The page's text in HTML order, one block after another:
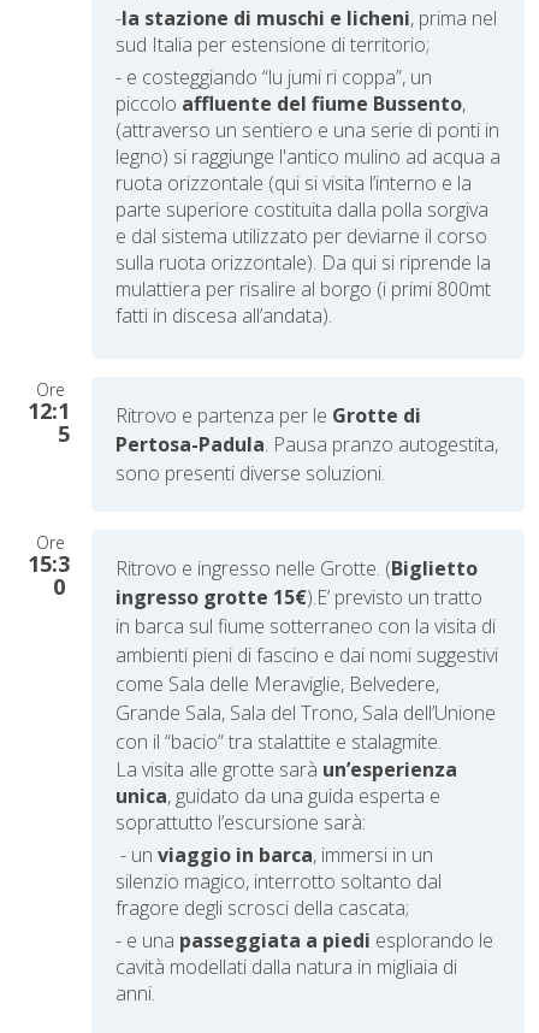
-la stazione di muschi e licheni, prima nel
sud Italia per estensione di territorio;
- e costeggiando “lu jumi ri coppa”, un
piccolo affluente del fiume Bussento,
(attraverso un sentiero e una serie di ponti in
legno) si raggiunge l'antico mulino ad acqua a
ruota orizzontale (qui si visita l’interno e la
parte superiore costituita dalla polla sorgiva
e dal sistema utilizzato per deviarne il corso
sulla ruota orizzontale). Da qui si riprende la
mulattiera per risalire al borgo (i primi 800mt
fatti in discesa all’andata).
Ore
12:1
5
Ritrovo e partenza per le Grotte di
Pertosa-Padula. Pausa pranzo autogestita,
sono presenti diverse soluzioni.
Ore
15:3
0
Ritrovo e ingresso nelle Grotte. (Biglietto
ingresso grotte 15€).E’ previsto un tratto
in barca sul fiume sotterraneo con la visita di
ambienti pieni di fascino e dai nomi suggestivi
come Sala delle Meraviglie, Belvedere,
Grande Sala, Sala del Trono, Sala dell’Unione
con il “bacio” tra stalattite e stalagmite.
La visita alle grotte sarà un’esperienza
unica, guidato da una guida esperta e
soprattutto l’escursione sarà:
- un viaggio in barca, immersi in un
silenzio magico, interrotto soltanto dal
fragore degli scrosci della cascata;
- e una passeggiata a piedi esplorando le
cavità modellati dalla natura in migliaia di
anni.